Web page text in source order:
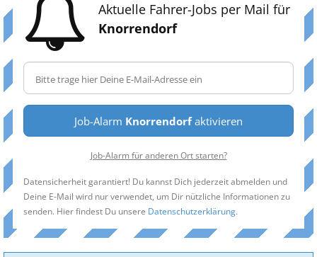
Aktuelle Fahrer-Jobs per Mail für
Knorrendorf
Job-Alarm Knorrendorfaktivieren
Job-Alarm für anderen Ort starten?
Datensicherheit garantiert! Du kannst Dich jederzeit abmelden und
Deine E-Mail wird nur verwendet, um Dir nützliche Informationen zu
senden. Hier findest Du unsere Datenschutzerklärung.